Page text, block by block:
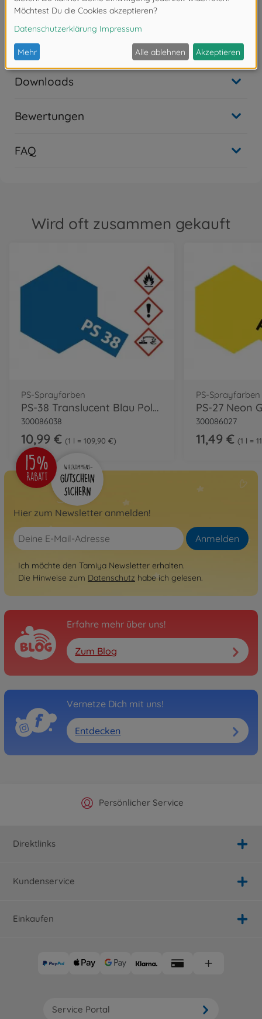
Achtung! Nicht für Kinder unter 14 Jahren geeignet.
Downloads
Bewertungen
FAQ
Wird oft zusammen gekauft
PS-Sprayfarben
PS-38 Translucent Blau Polyc. 100ml
300086038
10,99 € 1 l = 109,90 €
PS-Sprayfarben
300086027
11,49 € 1 l =
Hier zum Newsletter anmelden!
Anmelden
Ich möchte den Tamiya Newsletter erhalten.
Die Hinweise zum Datenschutz habe ich gelesen.
Erfahre mehr über uns!
Zum Blog
Vernetze Dich mit uns!
Entdecken
Offizieller Hersteller Shop
Persönlicher Service
Versandkostenfrei ab 25€
Schnelle Lieferung
Direktlinks
Kundenservice
Einkaufen
Service Portal